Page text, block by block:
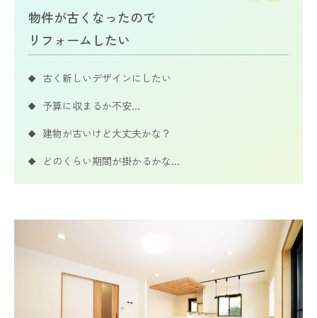
物件が古くなったので
​​​​​​​リフォームしたい
古く新しいデザインにしたい
予算に収まるか不安…
建物が古いけど大丈夫かな？
どのくらい期間が掛かるかな…